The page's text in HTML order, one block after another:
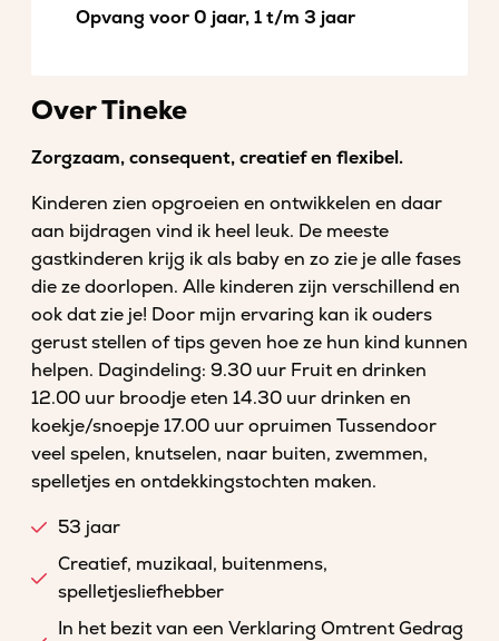
Opvang voor 0 jaar, 1 t/m 3 jaar
Over Tineke
Zorgzaam, consequent, creatief en flexibel.
Kinderen zien opgroeien en ontwikkelen en daar
aan bijdragen vind ik heel leuk. De meeste
gastkinderen krijg ik als baby en zo zie je alle fases
die ze doorlopen. Alle kinderen zijn verschillend en
ook dat zie je! Door mijn ervaring kan ik ouders
gerust stellen of tips geven hoe ze hun kind kunnen
helpen. Dagindeling: 9.30 uur Fruit en drinken
12.00 uur broodje eten 14.30 uur drinken en
koekje/snoepje 17.00 uur opruimen Tussendoor
veel spelen, knutselen, naar buiten, zwemmen,
spelletjes en ontdekkingstochten maken.
53 jaar
Creatief, muzikaal, buitenmens,
spelletjesliefhebber
In het bezit van een Verklaring Omtrent Gedrag